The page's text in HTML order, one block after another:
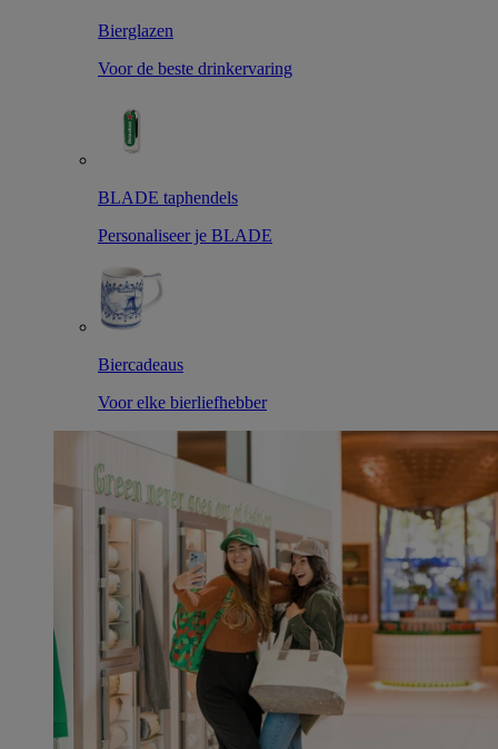
Bierglazen
Voor de beste drinkervaring
BLADE taphendels
Personaliseer je BLADE
Biercadeaus
Voor elke bierliefhebber